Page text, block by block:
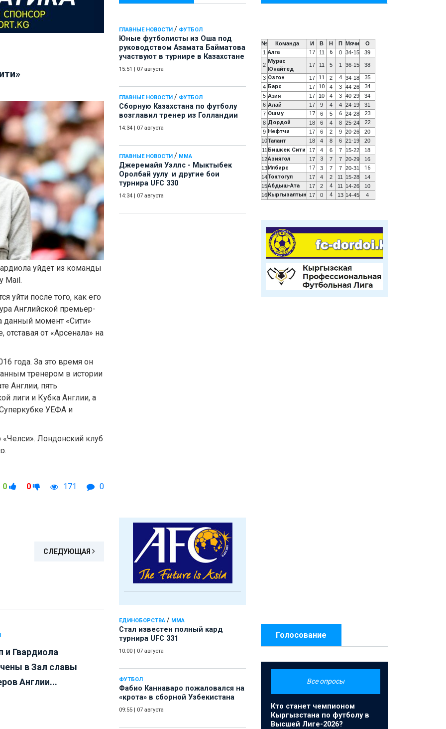
ГЛАВНЫЕ НОВОСТИ / ФУТБОЛ
Юные футболисты из Оша под
руководством Азамата Байматова
участвуют в турнире в Казахстане
15:51 07 августа
ГЛАВНЫЕ НОВОСТИ / ФУТБОЛ
Сборную Казахстана по футболу
возглавил тренер из Голландии
14:34 07 августа
ГЛАВНЫЕ НОВОСТИ / ММА
Джеремайя Уэллс - Мыктыбек
Оролбай уулу и другие бои
турнира UFC 330
14:34 07 августа
ЕДИНОБОРСТВА / ММА
Стал известен полный кард
турнира UFC 331
10:00 07 августа
ФУТБОЛ
Фабио Каннаваро пожаловался на
«крота» в сборной Узбекистана
09:55 07 августа
уйдет из команды
Mail.
уйти после того, как его
Английской премьер-
данный момент «Сити»
от «Арсенала» на
года. За это время он
тренером в истории
Англии, пять
лиги и Кубка Англии, а
УЕФА и
Лондонский клуб
0 0 171 0
СЛЕДУЮЩАЯ
и Гвардиола
в Зал славы
Англии...
№ Команда И В Н П Мячи
О
1 Алга 17 11 6 0 34-15 39
2
Мурас
Юнайтед
17 11 5 1 36-15 38
3 Озгон 17 11 2 4 34-18 35
4 Барс 17 10 4 3 44-26 34
5 Азия 17 10 4 3 40-29
34
6 Алай 17 9 4 4 24-19
31
7 Ошму 17 6 5 6 24-28 23
8 Дордой 18 6 4 8 25-24 22
9 Нефтчи 17 6 2 9 20-26
20
10Талант 18 4 8 6 21-19
20
11 Бишкек Сити 17 4 6 7 15-22
18
12Азиягол 17 3 7 7 20-29
16
13 Илбирс 17 3 7 7 20-31 16
14Токтогул 17 4 2 11 15-28
14
15Абдыш-Ата 17 2 4 11 14-26
10
16 Кыргызалтын 17 0 4 13 14-45 4
Голосование
Все опросы
Кто станет чемпионом
Кыргызстана по футболу в
Высшей Лиге-2026?